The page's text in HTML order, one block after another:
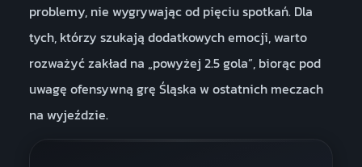
problemy, nie wygrywając od pięciu spotkań. Dla
tych, którzy szukają dodatkowych emocji, warto
rozważyć zakład na „powyżej 2.5 gola”, biorąc pod
uwagę ofensywną grę Śląska w ostatnich meczach
na wyjeździe.